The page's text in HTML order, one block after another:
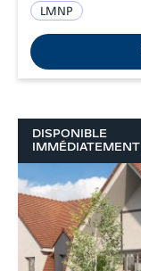
LMNP
DISPONIBLE
IMMÉDIATEMENT